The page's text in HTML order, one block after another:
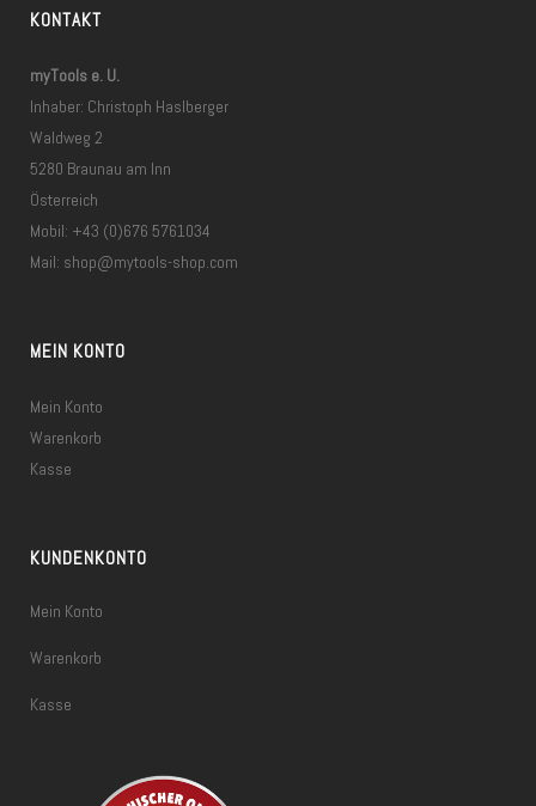
KONTAKT
myTools e. U.
Inhaber: Christoph Haslberger
Waldweg 2
5280 Braunau am Inn
Österreich
Mobil: +43 (0)676 5761034
Mail: shop@mytools-shop.com
MEIN KONTO
Mein Konto
Warenkorb
Kasse
KUNDENKONTO
Mein Konto
Warenkorb
Kasse